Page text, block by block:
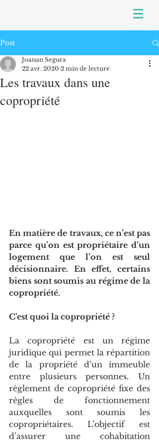
Post
Les travaux dans une
copropriété
Joanan Segura
22 avr. 2020 2 min de lecture
En matière de travaux, ce n’est pas
parce qu’on est propriétaire d’un
logement que l’on est seul
décisionnaire. En effet, certains
biens sont soumis au régime de la
copropriété.
C'est quoi la copropriété ?
La copropriété est un régime
juridique qui permet la répartition
de la propriété d’un immeuble
entre plusieurs personnes. Un
règlement de copropriété fixe des
règles de fonctionnement
auxquelles sont soumis les
copropriétaires. L’objectif est
d’assurer une cohabitation